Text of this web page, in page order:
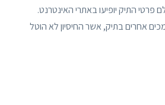
פרטי התיק יופיעו באתרי האינטרנט.
אחרים בתיק, אשר החיסיון לא הוטל